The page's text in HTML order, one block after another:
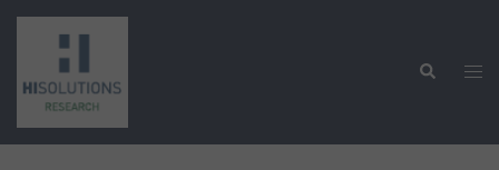
Zum
springen
Suche